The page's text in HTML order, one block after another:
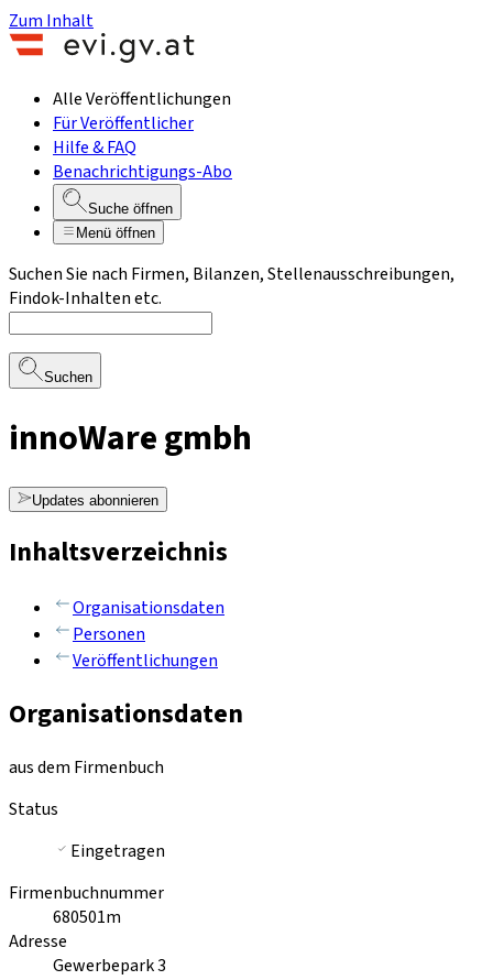
Zum Inhalt
Alle Veröffentlichungen
Für Veröffentlicher
Hilfe & FAQ
Benachrichtigungs-Abo
Suche öffnen
Menü öffnen
Suchen Sie nach Firmen, Bilanzen, Stellenausschreibungen,
Findok-Inhalten etc.
Suchen
innoWare gmbh
Updates abonnieren
Inhaltsverzeichnis
Organisationsdaten
Personen
Veröffentlichungen
Organisationsdaten
aus dem Firmenbuch
Status
Eingetragen
Firmenbuchnummer
680501m
Adresse
Gewerbepark 3